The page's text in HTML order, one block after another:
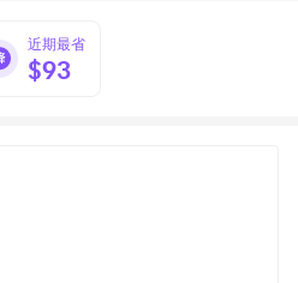
近期最省
$93